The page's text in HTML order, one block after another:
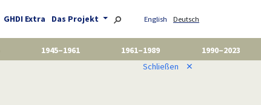
GHDI Extra Das Projekt English Deutsch
1945–1961 1961–1989
1990–2023
Schließen ✕